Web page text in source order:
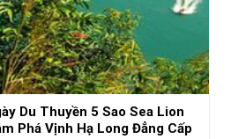
Du Thuyền 5 Sao Sea Lion
Phá Vịnh Hạ Long Đẳng Cấp